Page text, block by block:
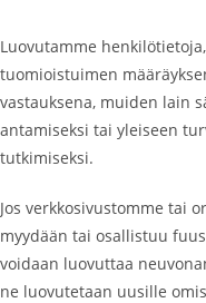
Luovutamme
tuomioistuimen
vastauksena, muiden lain
antamiseksi tai yleiseen
tutkimiseksi.
Jos verkkosivustomme tai
myydään tai osallistuu
voidaan luovuttaa
ne luovutetaan uusille